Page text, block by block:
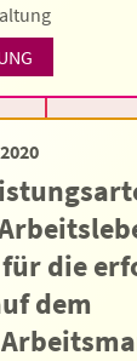
die
dem